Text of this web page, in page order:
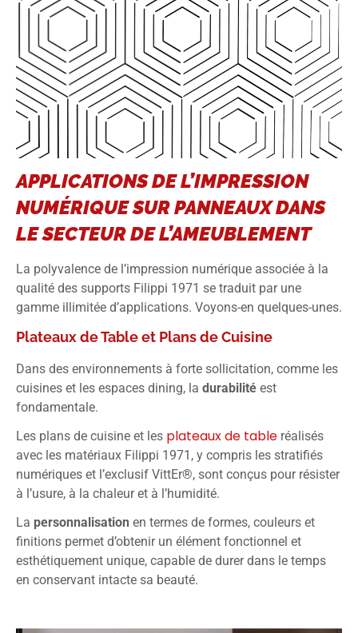
APPLICATIONS DE L’IMPRESSION
NUMÉRIQUE SUR PANNEAUX DANS
LE SECTEUR DE L’AMEUBLEMENT
La polyvalence de l’impression numérique associée à la
qualité des supports Filippi 1971 se traduit par une
gamme illimitée d’applications. Voyons-en quelques-unes.
Plateaux de Table et Plans de Cuisine
Dans des environnements à forte sollicitation, comme les
cuisines et les espaces dining, la durabilité est
fondamentale.
Les plans de cuisine et les plateaux de table réalisés
avec les matériaux Filippi 1971, y compris les stratifiés
numériques et l’exclusif VittEr®, sont conçus pour résister
à l’usure, à la chaleur et à l’humidité.
La personnalisation en termes de formes, couleurs et
finitions permet d’obtenir un élément fonctionnel et
esthétiquement unique, capable de durer dans le temps
en conservant intacte sa beauté.